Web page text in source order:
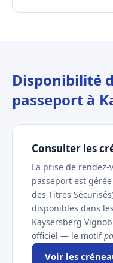
Disponibilité
passeport à
Consulter les
La prise de
passeport est
des Titres
disponibles dans
Kaysersberg
officiel — le motif
Voir les